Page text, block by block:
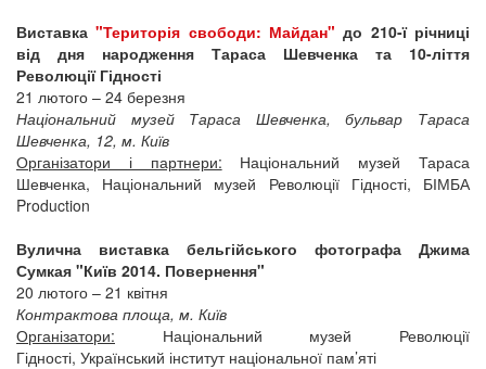
Виставка"Територія свободи: Майдан" до 210-ї річниці
від дня народження Тараса Шевченка та 10-ліття
Революції Гідності
21 лютого – 24 березня
Національний музей Тараса Шевченка, бульвар Тараса
Шевченка, 12, м. Київ
Організатори і партнери: Національний музей Тараса
Шевченка, Національний музей Революції Гідності, БІМБА
Production
Вулична виставка бельгійського фотографа Джима
Сумкая "Київ 2014. Повернення"
20 лютого – 21 квітня
Контрактова площа, м. Київ
Організатори: Національний музей Революції
Гідності, Український інститут національної пам’яті